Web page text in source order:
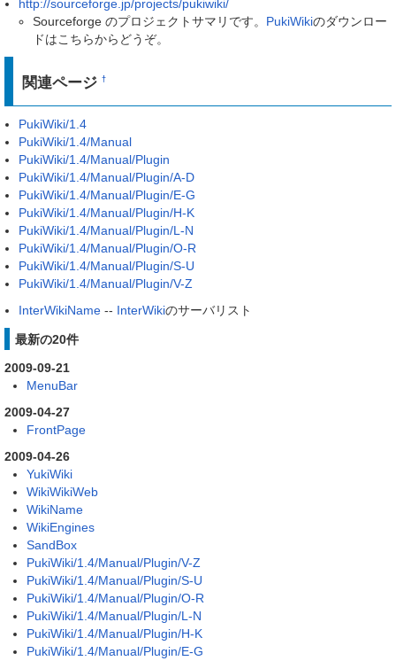
http://sourceforge.jp/projects/pukiwiki/
Sourceforge のプロジェクトサマリです。 PukiWikiのダウンロー
ドはこちらからどうぞ。
関連ページ†
PukiWiki/1.4
PukiWiki/1.4/Manual
PukiWiki/1.4/Manual/Plugin
PukiWiki/1.4/Manual/Plugin/A-D
PukiWiki/1.4/Manual/Plugin/E-G
PukiWiki/1.4/Manual/Plugin/H-K
PukiWiki/1.4/Manual/Plugin/L-N
PukiWiki/1.4/Manual/Plugin/O-R
PukiWiki/1.4/Manual/Plugin/S-U
PukiWiki/1.4/Manual/Plugin/V-Z
InterWikiName -- InterWikiのサーバリスト
最新の20件
2009-09-21
MenuBar
2009-04-27
FrontPage
2009-04-26
YukiWiki
WikiWikiWeb
WikiName
WikiEngines
SandBox
PukiWiki/1.4/Manual/Plugin/V-Z
PukiWiki/1.4/Manual/Plugin/S-U
PukiWiki/1.4/Manual/Plugin/O-R
PukiWiki/1.4/Manual/Plugin/L-N
PukiWiki/1.4/Manual/Plugin/H-K
PukiWiki/1.4/Manual/Plugin/E-G